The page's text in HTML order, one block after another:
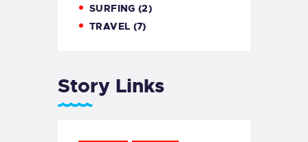
SURFING (2)
TRAVEL (7)
Story Links